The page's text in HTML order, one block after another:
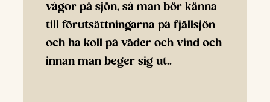
vågor på sjön, så man bör känna
till förutsättningarna på fjällsjön
och ha koll på väder och vind och
innan man beger sig ut..